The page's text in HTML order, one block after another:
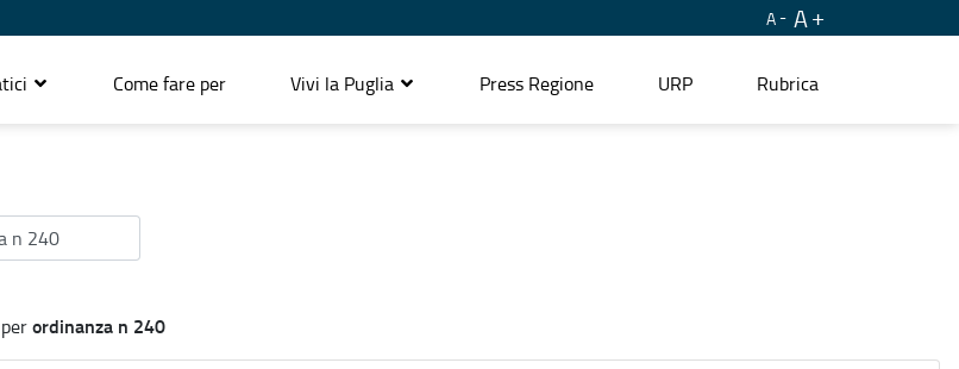
A A
Come fare per Vivi la Puglia Press Regione URP Rubrica
ordinanza n 240